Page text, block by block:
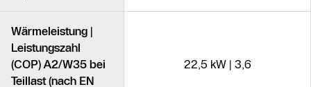
Wärmeleistung |
Leistungszahl
(COP) A2/W35 bei
Teillast (nach EN
22,5 kW | 3,6